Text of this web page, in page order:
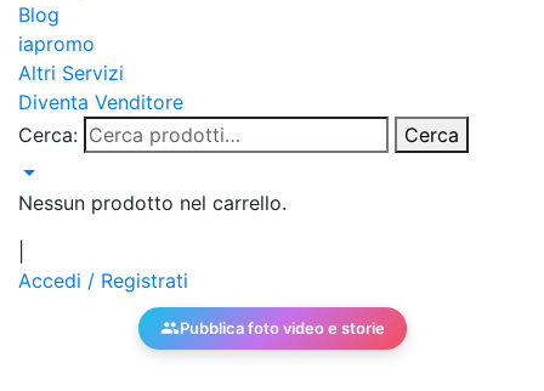
Blog
iapromo
Altri Servizi
Diventa Venditore
Cerca:
Cerca
Nessun prodotto nel carrello.
Accedi / Registrati
Pubblica foto video e storie